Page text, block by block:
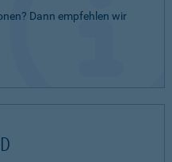
Dann empfehlen wir